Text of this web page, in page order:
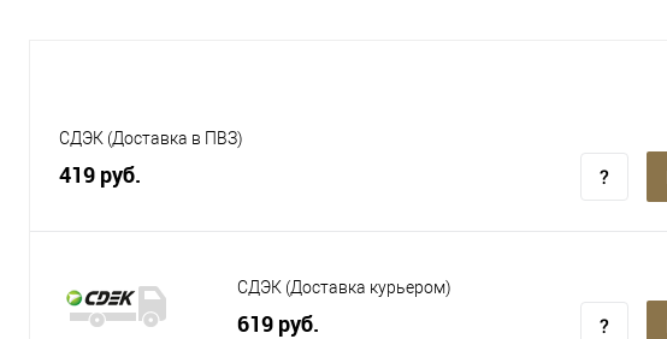
СДЭК (Доставка в ПВЗ)
419 руб.
СДЭК (Доставка курьером)
619 руб.